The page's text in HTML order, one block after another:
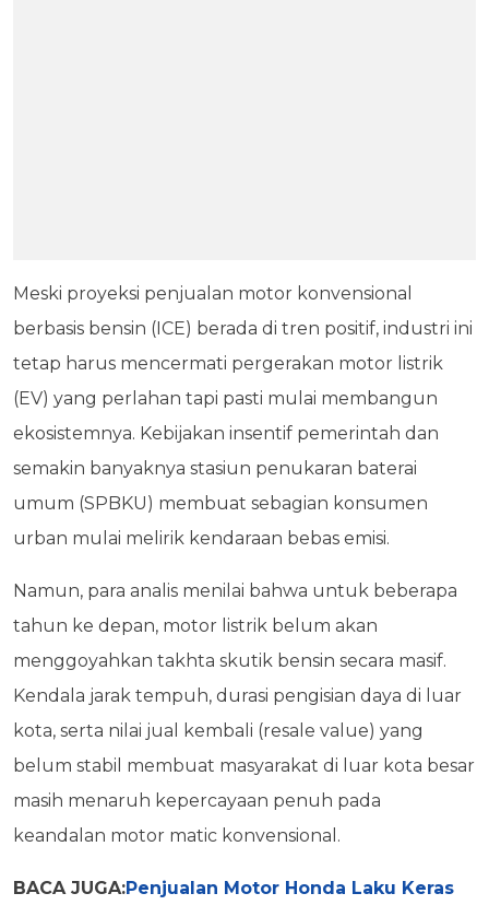
Meski proyeksi penjualan motor konvensional
berbasis bensin (ICE) berada di tren positif, industri ini
tetap harus mencermati pergerakan motor listrik
(EV) yang perlahan tapi pasti mulai membangun
ekosistemnya. Kebijakan insentif pemerintah dan
semakin banyaknya stasiun penukaran baterai
umum (SPBKU) membuat sebagian konsumen
urban mulai melirik kendaraan bebas emisi.
Namun, para analis menilai bahwa untuk beberapa
tahun ke depan, motor listrik belum akan
menggoyahkan takhta skutik bensin secara masif.
Kendala jarak tempuh, durasi pengisian daya di luar
kota, serta nilai jual kembali (resale value) yang
belum stabil membuat masyarakat di luar kota besar
masih menaruh kepercayaan penuh pada
keandalan motor matic konvensional.
BACA JUGA:Penjualan Motor Honda Laku Keras